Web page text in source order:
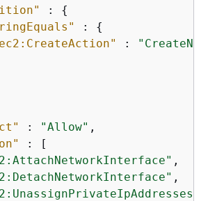
: {
: {
:
: "Allow" ,
: [
,
,